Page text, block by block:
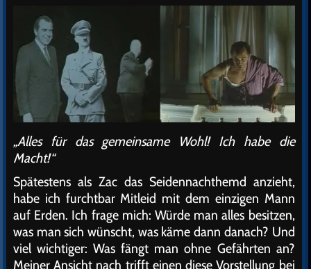
„Alles für das gemeinsame Wohl! Ich habe die
Macht!“
Spätestens als Zac das Seidennachthemd anzieht,
habe ich furchtbar Mitleid mit dem einzigen Mann
auf Erden. Ich frage mich: Würde man alles besitzen,
was man sich wünscht, was käme dann danach? Und
viel wichtiger: Was fängt man ohne Gefährten an?
Meiner Ansicht nach trifft einen diese Vorstellung bei